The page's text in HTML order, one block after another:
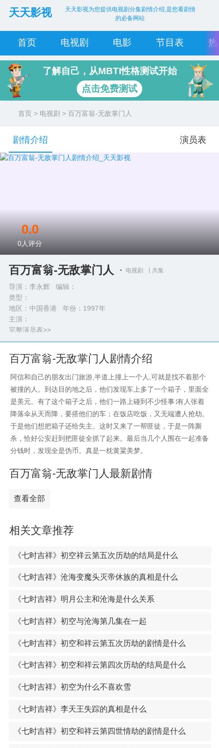
天天影视
天天影视为您提供电视剧分集剧情介绍,是您看剧情
的必备网站
首页 电视剧 电影 节目表
了解自己，从MBTI性格测试开始
点击免费测试
首页 > 电视剧 > 百万富翁-无敌掌门人
剧情介绍 演员表
百万富翁-无敌掌门人 电视剧 共集
导演：李永辉 编辑：
类型：
地区：中国香港 年份： 1997年
主演：
完整演员表>>
0.0
0人评分
百万富翁-无敌掌门人剧情介绍
阿信和自己的朋友出门旅游,半道上撞上一个人,可就是找不着那个
被撞的人。到达目的地之后，他们发现车上多了一个箱子，里面全
是美元。有了这个箱子之后，他们一路上碰到不少怪事∶有人张着
降落伞从天而降，要搭他们的车；在饭店吃饭，又无端遭人抢劫。
于是他们想把箱子还给失主。这时又来了一帮匪徒，于是一阵厮
杀，恰好公安赶到把匪徒全抓了起来。最后当几个人围在一起准备
分钱时，发现全是伪币。真是一枕黄粱美梦。
百万富翁-无敌掌门人最新剧情
查看全部
相关文章推荐
《七时吉祥》初空祥云第五次历劫的结局是什么
《七时吉祥》沧海变魔头灭帝休族的真相是什么
《七时吉祥》明月公主和沧海是什么关系
《七时吉祥》初空与沧海第几集在一起
《七时吉祥》初空和祥云第五次历劫的剧情是什么
《七时吉祥》初空和祥云第四次历劫的结局是什么
《七时吉祥》初空为什么不喜欢雪
《七时吉祥》李天王失踪的真相是什么
《七时吉祥》初空和祥云第四世情劫的剧情是什么